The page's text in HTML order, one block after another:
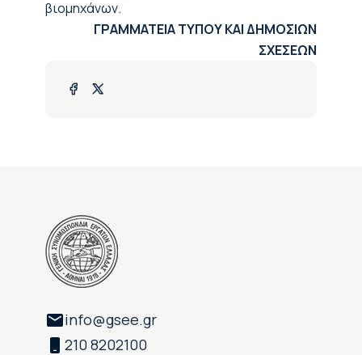
βιομηχάνων.
ΓΡΑΜΜΑΤΕΙΑ ΤΥΠΟΥ ΚΑΙ ΔΗΜΟΣΙΩΝ
ΣΧΕΣΕΩΝ
info@gsee.gr
210 8202100